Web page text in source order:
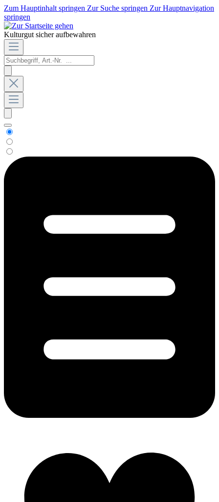
Zum Hauptinhalt springen Zur Suche springen Zur Hauptnavigation
springen
Kulturgut sicher aufbewahren